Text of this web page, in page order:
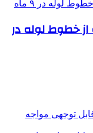
از خطوط لوله در
توجهی مواجه